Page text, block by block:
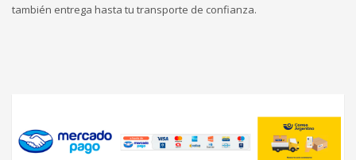
también entrega hasta tu transporte de confianza.